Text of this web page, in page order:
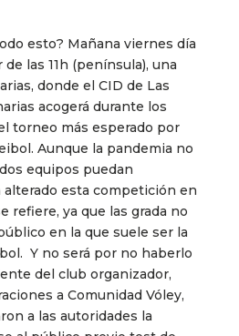
esto? Mañana viernes día
las 11h (península), una
donde el CID de Las
acogerá durante los
torneo más esperado por
Aunque la pandemia no
equipos puedan
alterado esta competición en
refiere, ya que las grada no
en la que suele ser la
Y no será por no haberlo
del club organizador,
a Comunidad Vóley,
a las autoridades la